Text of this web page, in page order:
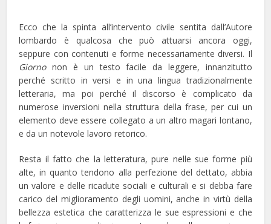
Ecco che la spinta all’intervento civile sentita dall’Autore
lombardo è qualcosa che può attuarsi ancora oggi,
seppure con contenuti e forme necessariamente diversi. Il
Giornonon è un testo facile da leggere, innanzitutto
perché scritto in versi e in una lingua tradizionalmente
letteraria, ma poi perché il discorso è complicato da
numerose inversioni nella struttura della frase, per cui un
elemento deve essere collegato a un altro magari lontano,
e da un notevole lavoro retorico.
Resta il fatto che la letteratura, pure nelle sue forme più
alte, in quanto tendono alla perfezione del dettato, abbia
un valore e delle ricadute sociali e culturali e si debba fare
carico del miglioramento degli uomini, anche in virtù della
bellezza estetica che caratterizza le sue espressioni e che